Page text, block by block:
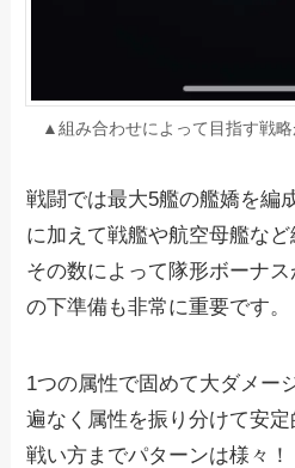
▲組み合わせによって目指す戦略
戦闘では最大5艦の艦嬌を編
に加えて戦艦や航空母艦な
その数によって隊形ボーナ
の下準備も非常に重要です。
1つの属性で固めて大ダメー
遍なく属性を振り分けて安
戦い方までパターンは様々！